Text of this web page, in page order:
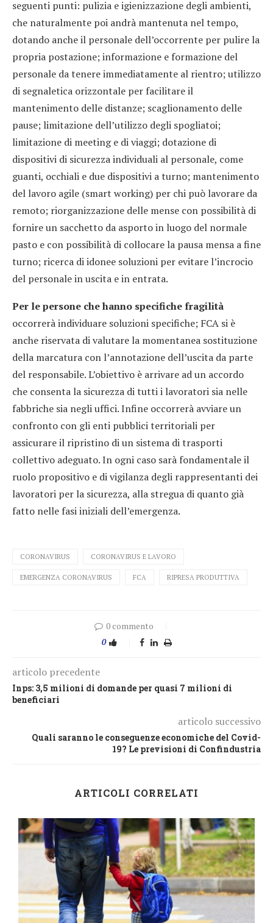
seguenti punti: pulizia e igienizzazione degli ambienti,
che naturalmente poi andrà mantenuta nel tempo,
dotando anche il personale dell’occorrente per pulire la
propria postazione; informazione e formazione del
personale da tenere immediatamente al rientro; utilizzo
di segnaletica orizzontale per facilitare il
mantenimento delle distanze; scaglionamento delle
pause; limitazione dell’utilizzo degli spogliatoi;
limitazione di meeting e di viaggi; dotazione di
dispositivi di sicurezza individuali al personale, come
guanti, occhiali e due dispositivi a turno; mantenimento
del lavoro agile (smart working) per chi può lavorare da
remoto; riorganizzazione delle mense con possibilità di
fornire un sacchetto da asporto in luogo del normale
pasto e con possibilità di collocare la pausa mensa a fine
turno; ricerca di idonee soluzioni per evitare l’incrocio
del personale in uscita e in entrata.
Per le persone che hanno specifiche fragilità
occorrerà individuare soluzioni specifiche; FCA si è
anche riservata di valutare la momentanea sostituzione
della marcatura con l’annotazione dell’uscita da parte
del responsabile. L’obiettivo è arrivare ad un accordo
che consenta la sicurezza di tutti i lavoratori sia nelle
fabbriche sia negli uffici. Infine occorrerà avviare un
confronto con gli enti pubblici territoriali per
assicurare il ripristino di un sistema di trasporti
collettivo adeguato. In ogni caso sarà fondamentale il
ruolo propositivo e di vigilanza degli rappresentanti dei
lavoratori per la sicurezza, alla stregua di quanto già
fatto nelle fasi iniziali dell’emergenza.
CORONAVIRUS CORONAVIRUS E LAVORO
EMERGENZA CORONAVIRUS FCA RIPRESA PRODUTTIVA
0 commento
0
articolo precedente
Inps: 3,5 milioni di domande per quasi 7 milioni di
beneficiari
articolo successivo
Quali saranno le conseguenze economiche del Covid-
19? Le previsioni di Confindustria
ARTICOLI CORRELATI